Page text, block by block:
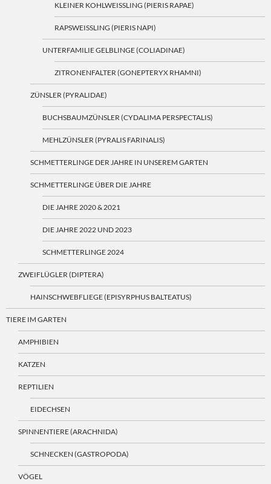
KLEINER KOHLWEISSLING (PIERIS RAPAE)
RAPSWEISSLING (PIERIS NAPI)
UNTERFAMILIE GELBLINGE (COLIADINAE)
ZITRONENFALTER (GONEPTERYX RHAMNI)
ZÜNSLER (PYRALIDAE)
BUCHSBAUMZÜNSLER (CYDALIMA PERSPECTALIS)
MEHLZÜNSLER (PYRALIS FARINALIS)
SCHMETTERLINGE DER JAHRE IN UNSEREM GARTEN
SCHMETTERLINGE ÜBER DIE JAHRE
DIE JAHRE 2020 & 2021
DIE JAHRE 2022 UND 2023
SCHMETTERLINGE 2024
ZWEIFLÜGLER (DIPTERA)
HAINSCHWEBFLIEGE (EPISYRPHUS BALTEATUS)
TIERE IM GARTEN
AMPHIBIEN
KATZEN
REPTILIEN
EIDECHSEN
SPINNENTIERE (ARACHNIDA)
SCHNECKEN (GASTROPODA)
VÖGEL